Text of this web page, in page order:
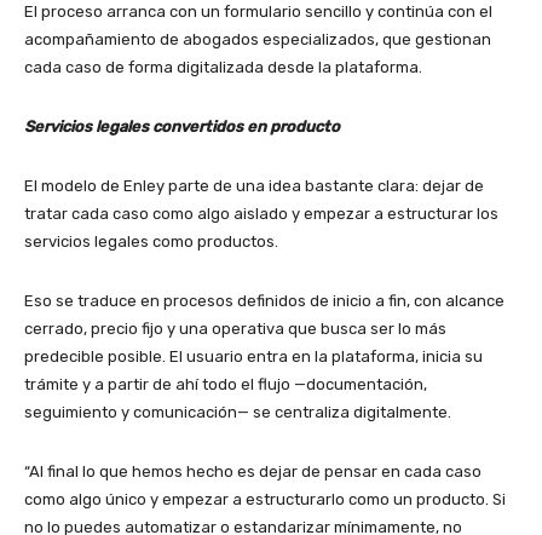
El proceso arranca con un formulario sencillo y continúa con el
acompañamiento de abogados especializados, que gestionan
cada caso de forma digitalizada desde la plataforma.
Servicios legales convertidos en producto
El modelo de Enley parte de una idea bastante clara: dejar de
tratar cada caso como algo aislado y empezar a estructurar los
servicios legales como productos.
Eso se traduce en procesos definidos de inicio a fin, con alcance
cerrado, precio fijo y una operativa que busca ser lo más
predecible posible. El usuario entra en la plataforma, inicia su
trámite y a partir de ahí todo el flujo —documentación,
seguimiento y comunicación— se centraliza digitalmente.
“Al final lo que hemos hecho es dejar de pensar en cada caso
como algo único y empezar a estructurarlo como un producto. Si
no lo puedes automatizar o estandarizar mínimamente, no